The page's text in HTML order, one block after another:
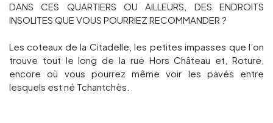
DANS CES QUARTIERS OU AILLEURS, DES ENDROITS
INSOLITES QUE VOUS POURRIEZ RECOMMANDER ?
Les coteaux de la Citadelle, les petites impasses que l’on
trouve tout le long de la rue Hors Château et, Roture,
encore où vous pourrez même voir les pavés entre
lesquels est né Tchantchès.